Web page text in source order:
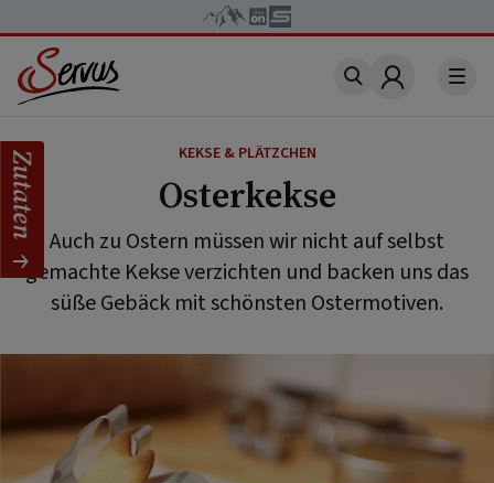
Account
KEKSE & PLÄTZCHEN
Osterkekse
Auch zu Ostern müssen wir nicht auf selbst
gemachte Kekse verzichten und backen uns das
süße Gebäck mit schönsten Ostermotiven.
Zutaten